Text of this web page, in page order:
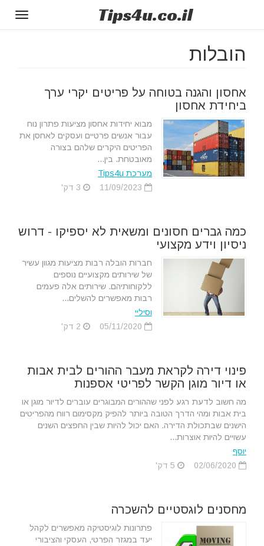
Tips4u.co.il
הובלות
אחסון והגנה בטוחה על פריטים יקרי ערך
ביחידת אחסון
מבוא יחידות אחסון מציעות פתרון נוח
עבור אנשים פרטיים ועסקים לאחסן את
הפריטים היקרים שלהם בצורה
מאובטחת. בין...
מערכת Tips4u
כמה גברים חסונים ומשאית לא יספיקו - דרוש
ניסיון וידע מקצועי
חברות הובלה רבות מציעות מגוון עשיר
של שירותים מקצועיים נוספים
ללקוחותיהם. שירותים אלה פעמים
רבות מאפשרים להשלים...
וסיליי
פינוי דירה לקראת מעבר ההורים לבית אבות
או דיור מוגן הקשר לפריטי אספנות
מה חשוב לדעת רגע לפני שההורים המבוגרים עוברים לדיור מוגן או
בית אבות ומהי הדרך הטובה ביותר להפיק מקסימום רווח מהפריטים
הישנים שבתכולת הדירה. האם יכול להיות שבין החפצים השנים
עשויים להיות אוצרות...
יוסף
מחסנים לוגסטיים להשכרה
פתרונות לוגיסטיקה מאפשרים לקהל
יעד במגזר הפרטי, העסקי והציבורי